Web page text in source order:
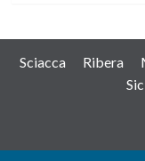
Sciacca Ribera